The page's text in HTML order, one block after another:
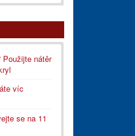
Použijte nátěr
víc
se na 11